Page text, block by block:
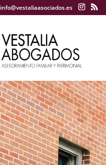
info@vestaliaasociados.es